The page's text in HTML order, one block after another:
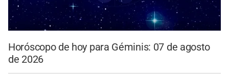
Horóscopo de hoy para Géminis: 07 de agosto
de 2026